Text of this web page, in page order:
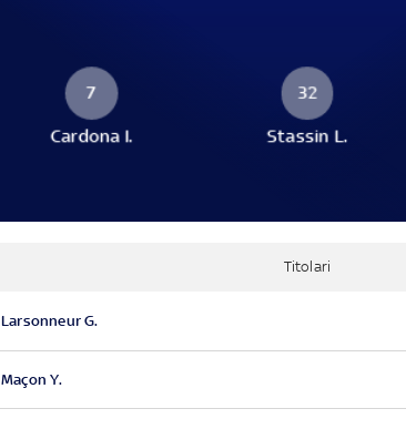
7
Cardona I.
32
Stassin L.
Titolari
Larsonneur G.
Maçon Y.